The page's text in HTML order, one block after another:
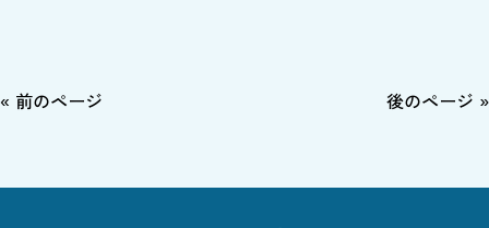
« 前のページ 後のページ »